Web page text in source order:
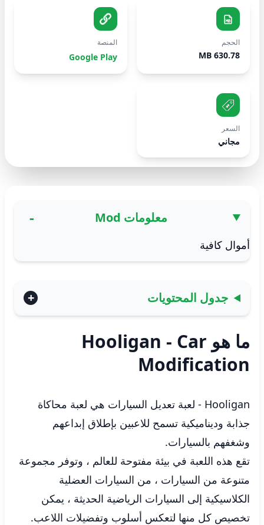
الحجم
630.78 MB
المنصة
Google Play
السعر
مجاني
معلومات Mod
أموال كافية
جدول المحتويات
ما هو Hooligan - Car
Modification
Hooligan - لعبة تعديل السيارات هي لعبة محاكاة
جذابة وديناميكية تسمح للاعبين بإطلاق إبداعهم
وشغفهم بالسيارات.
تقع هذه اللعبة في بيئة مفتوحة للعالم ، وتوفر مجموعة
متنوعة من السيارات ، من السيارات العضلية
الكلاسيكية إلى السيارات الرياضية الحديثة ، يمكن
تخصيص كل منها لتعكس أسلوب وتفضيلات اللاعب.